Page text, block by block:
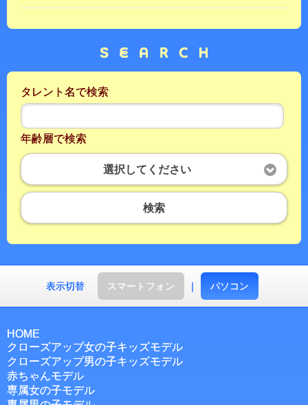
タレント名で検索
年齢層で検索
選択してください
検索
表示切替 スマートフォン ｜ パソコン
HOME
クローズアップ女の子キッズモデル
クローズアップ男の子キッズモデル
赤ちゃんモデル
専属女の子モデル